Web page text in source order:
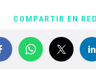
COMPARTIR EN